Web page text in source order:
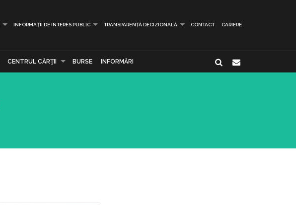
INFORMAȚII DE INTERES PUBLIC TRANSPARENȚĂ DECIZIONALĂ CONTACT CARIERE
CENTRUL CĂRŢII BURSE INFORMĂRI